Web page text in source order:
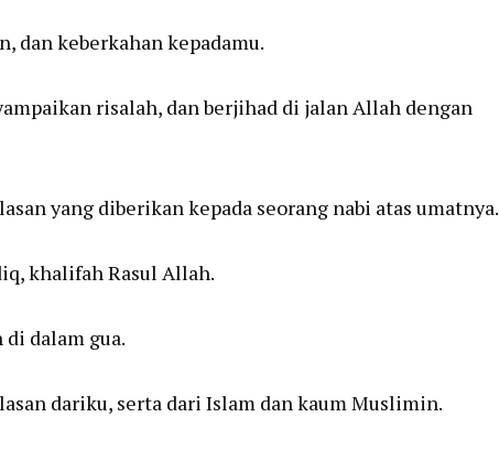
dan keberkahan kepadamu.
risalah, dan berjihad di jalan Allah dengan
yang diberikan kepada seorang nabi atas umatnya.
khalifah Rasul Allah.
dalam gua.
dariku, serta dari Islam dan kaum Muslimin.